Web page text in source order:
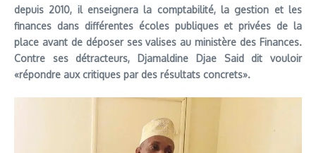
depuis 2010, il enseignera la comptabilité, la gestion et les
finances dans différentes écoles publiques et privées de la
place avant de déposer ses valises au ministère des Finances.
Contre ses détracteurs, Djamaldine Djae Said dit vouloir
«répondre aux critiques par des résultats concrets».